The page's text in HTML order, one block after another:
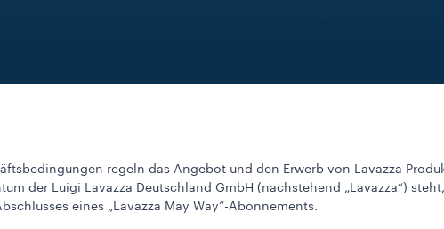
regeln das Angebot und den Erwerb von Lavazza
der Luigi Lavazza Deutschland GmbH (nachstehend „Lavazza“)
eines „Lavazza May Way“-Abonnements.